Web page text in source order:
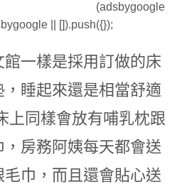
(adsbygoogle
|| []).push({});
一樣是採用訂做的床
睡起來還是相當舒適
上同樣會放有哺乳枕跟
房務阿姨每天都會送
毛巾，而且還會貼心送